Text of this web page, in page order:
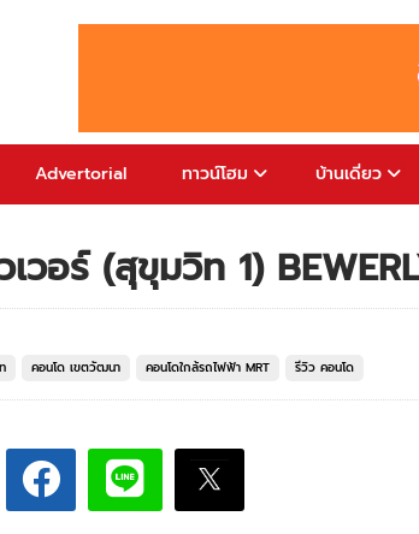
Advertorial ทาวน์โฮม บ้านเดี่ยว
วอร์ (สุขุมวิท 1)
คอนโด เขตวัฒนา คอนโดใกล้รถไฟฟ้า MRT รีวิว คอนโด